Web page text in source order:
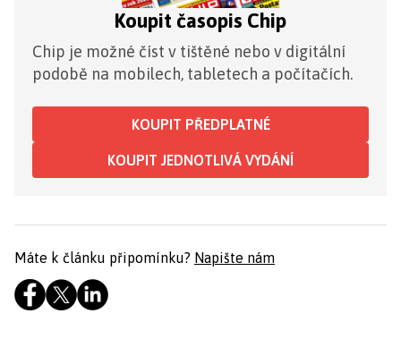
Koupit časopis Chip
Chip je možné číst v tištěné nebo v digitální
podobě na mobilech, tabletech a počítačích.
KOUPIT PŘEDPLATNÉ
KOUPIT JEDNOTLIVÁ VYDÁNÍ
Máte k článku připomínku? Napište nám